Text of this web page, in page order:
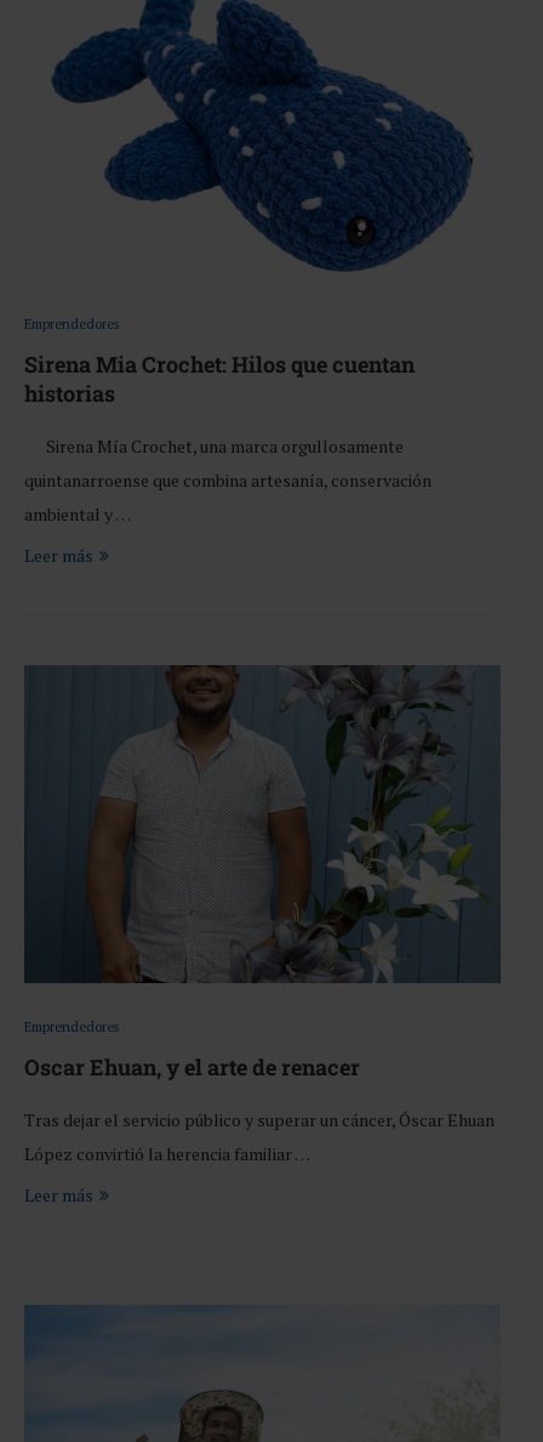
Emprendedores
Sirena Mia Crochet: Hilos que cuentan
historias
Sirena Mía Crochet, una marca orgullosamente
quintanarroense que combina artesanía, conservación
ambiental y …
Leer más
Emprendedores
Oscar Ehuan, y el arte de renacer
Tras dejar el servicio público y superar un cáncer, Óscar Ehuan
López convirtió la herencia familiar …
Leer más